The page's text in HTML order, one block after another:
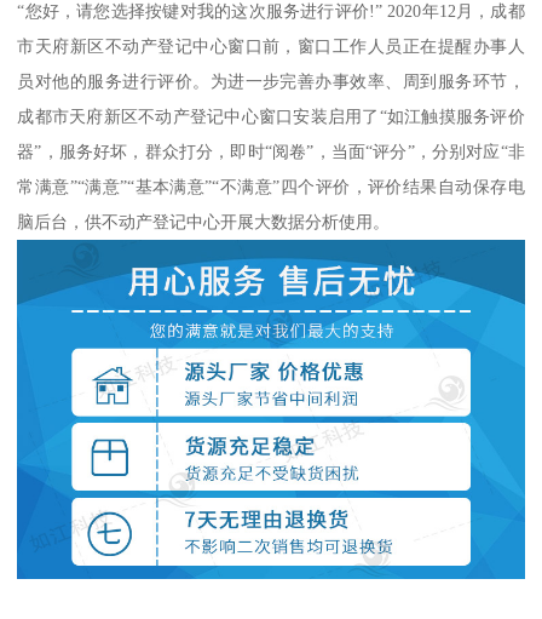
“您好，请您选择按键对我的这次服务进行评价!” 2020年12月，成都
市天府新区不动产登记中心窗口前，窗口工作人员正在提醒办事人
员对他的服务进行评价。为进一步完善办事效率、周到服务环节，
成都市天府新区不动产登记中心窗口安装启用了“如江触摸服务评价
器”，服务好坏，群众打分，即时“阅卷”，当面“评分”，分别对应“非
常满意”“满意”“基本满意”“不满意”四个评价，评价结果自动保存电
脑后台，供不动产登记中心开展大数据分析使用。